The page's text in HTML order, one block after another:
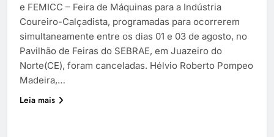
e FEMICC – Feira de Máquinas para a Indústria
Coureiro-Calçadista, programadas para ocorrerem
simultaneamente entre os dias 01 e 03 de agosto, no
Pavilhão de Feiras do SEBRAE, em Juazeiro do
Norte(CE), foram canceladas. Hélvio Roberto Pompeo
Madeira,…
Leia mais